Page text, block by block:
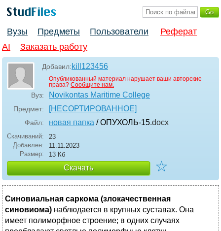
Вузы Предметы Пользователи
Реферат
AI
Заказать работу
Добавил:kill123456
Опубликованный материал нарушает ваши авторские
права? Сообщите нам.
Вуз: Novikontas Maritime College
Предмет: [НЕСОРТИРОВАННОЕ]
Файл: новая папка / ОПУХОЛЬ-15.docx
Скачиваний:
23
Добавлен:
11.11.2023
Размер:
13 Кб
Скачать ☆
Синовиальная саркома (злокачественная
синовиома) наблюдается в крупных суставах. Она
имеет полиморфное строение; в одних случаях